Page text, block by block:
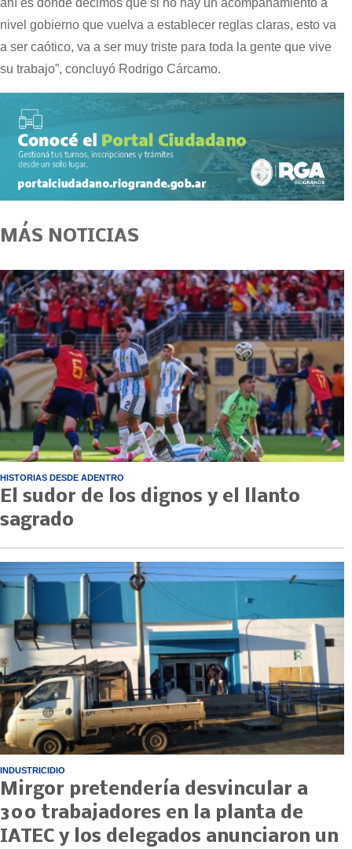
ahí es donde decimos que si no hay un acompañamiento a
nivel gobierno que vuelva a establecer reglas claras, esto va
a ser caótico, va a ser muy triste para toda la gente que vive
su trabajo”, concluyó Rodrigo Cárcamo.
MÁS NOTICIAS
HISTORIAS DESDE ADENTRO
El sudor de los dignos y el llanto
sagrado
INDUSTRICIDIO
Mirgor pretendería desvincular a
300 trabajadores en la planta de
IATEC y los delegados anunciaron un